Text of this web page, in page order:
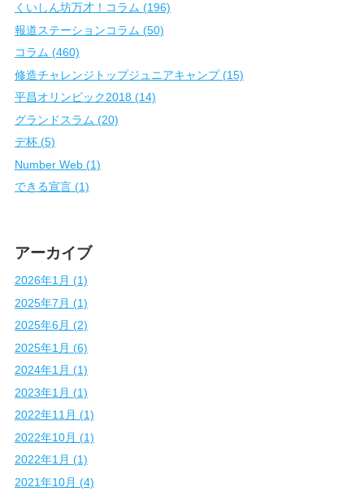
くいしん坊万才！コラム (196)
報道ステーションコラム (50)
コラム (460)
修造チャレンジトップジュニアキャンプ (15)
平昌オリンピック2018 (14)
グランドスラム (20)
デ杯 (5)
Number Web (1)
できる宣言 (1)
アーカイブ
2026年1月 (1)
2025年7月 (1)
2025年6月 (2)
2025年1月 (6)
2024年1月 (1)
2023年1月 (1)
2022年11月 (1)
2022年10月 (1)
2022年1月 (1)
2021年10月 (4)